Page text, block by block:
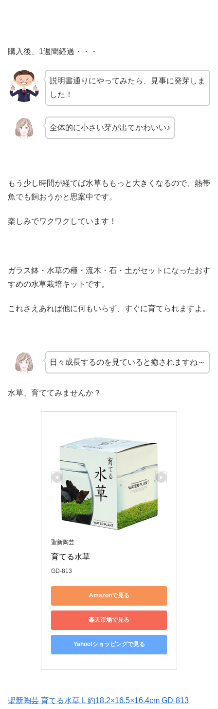
購入後、1週間経過・・・
説明書通りにやってみたら、見事に発芽しま
した！
全体的に小さい芽が出てかわいい♪
もう少し時間が経てば水草ももっと大きくなるので、熱帯
魚でも飼おうかと思案中です。
楽しみでワクワクしています！
ガラス鉢・水草の種・流木・石・土がセットになったおす
すめの水草栽培キットです。
これさえあれば他に何もいらず、すぐに育てられますよ。
日々成長するのを見ていると癒されますね～
水草、育ててみませんか？
聖新陶芸
育てる水草
GD-813
Amazonで見る
楽天市場で見る
Yahoo!ショッピングで見る
聖新陶芸 育てる水草 L 約18.2×16.5×16.4cm GD-813